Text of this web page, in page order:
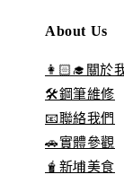
About Us
👩🏻‍🎓關於
🛠️鋼筆維修
📧聯絡我們
🚗實體參觀
🧋新埔美食